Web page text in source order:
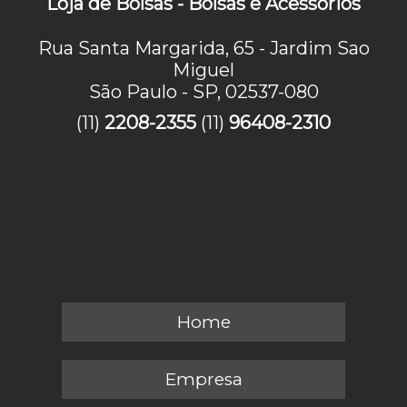
Rua Santa Margarida, 65 - Jardim Sao
Miguel
São Paulo - SP, 02537-080
(11) 2208-2355 (11) 96408-2310
Home
Empresa